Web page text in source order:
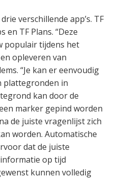
verschillende app’s. TF
en TF Plans. “Deze
populair tijdens het
opleveren van
“Je kan er eenvoudig
plattegronden in
kan door de
marker gepind worden
de juiste vragenlijst zich
worden. Automatische
dat de juiste
op tijd
kunnen volledig